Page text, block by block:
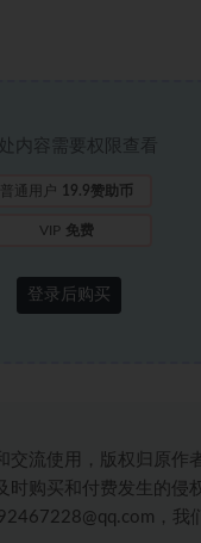
处内容需要权限查看
普通用户 19.9赞助币
VIP 免费
登录后购买
交流使用，版权归原作
时购买和付费发生的侵
，我